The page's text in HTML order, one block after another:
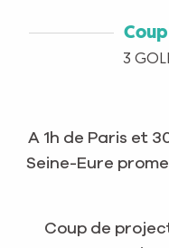
3
A 1h de Paris et
Seine-Eure
Coup de